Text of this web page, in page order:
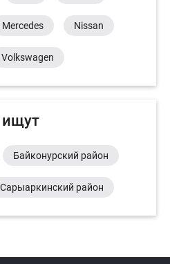
Mercedes Nissan
Volkswagen
ищут
Байконурский район
Сарыаркинский район